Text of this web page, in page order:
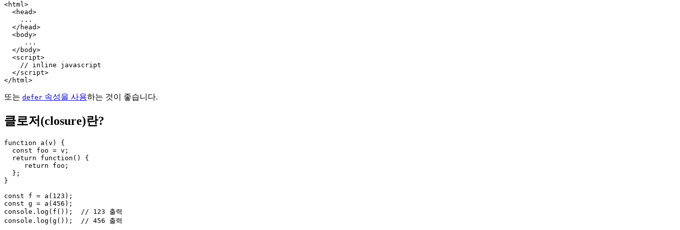
<html>
  <head>
    ...
  </head>
  <body>
     ...
  </body>
  <script>
    // inline javascript
  </script>
또는 defer 속성을 사용하는 것이 좋습니다.
클로저(closure)란?
function a(v) {
  const foo = v;
  return function() {
     return foo;
  };
}
const f = a(123);
const g = a(456);
console.log(f());  // 123 출력